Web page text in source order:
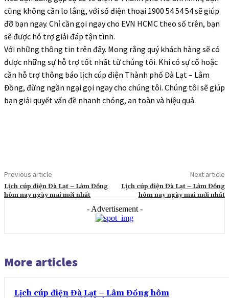
cũng không cần lo lắng, với số điện thoại 1900 54 54 54 sẽ giúp
đỡ bạn ngay. Chỉ cần gọi ngay cho EVN HCMC theo số trên, bạn
sẽ được hỗ trợ giải đáp tận tình.
Với những thông tin trên đây. Mong rằng quý khách hàng sẽ có
được những sự hỗ trợ tốt nhất từ chúng tôi. Khi có sự cố hoặc
cần hỗ trợ thông báo lịch cúp điện Thành phố Đà Lạt – Lâm
Đồng, đừng ngần ngại gọi ngay cho chúng tôi. Chúng tôi sẽ giúp
bạn giải quyết vấn đề nhanh chóng, an toàn và hiệu quả.
Previous article
Lịch cúp điện Đà Lạt – Lâm Đồng
hôm nay ngày mai mới nhất
Next article
Lịch cúp điện Đà Lạt – Lâm Đồng
hôm nay ngày mai mới nhất
- Advertisement -
More articles
Lịch cúp điện Đà Lạt – Lâm Đồng hôm